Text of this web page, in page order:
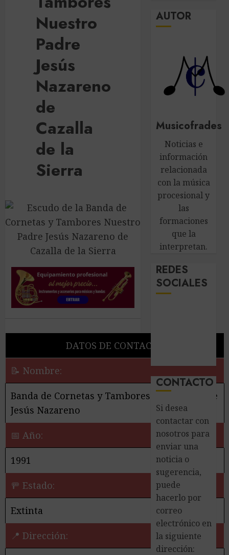
Nuestro
Padre
Jesús
Nazareno
de
Cazalla
de la
Sierra
DATOS DE CONTACTO
📝 Nombre:
Banda de Cornetas y Tambores Nuestro Padre
Jesús Nazareno
📅 Año:
1991
🚥 Estado:
Extinta
📍 Dirección:
AUTOR
Musicofrades
Noticias e
información
relacionada
con la música
procesional y
las
formaciones
que la
interpretan.
REDES
SOCIALES
CONTACTO
Si desea
contactar con
nosotros para
enviar una
noticia o
sugerencia,
puede
hacerlo por
correo
electrónico en
la siguiente
dirección: